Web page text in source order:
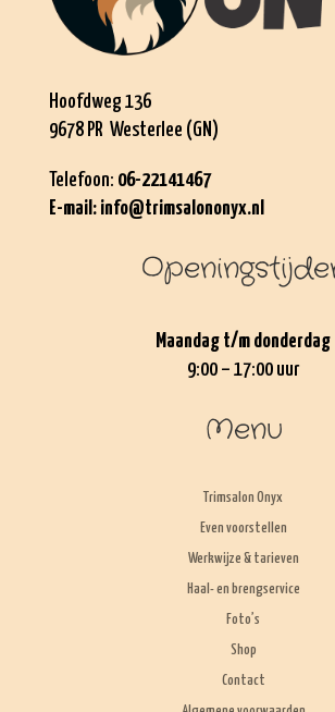
Hoofdweg 136
9678 PR Westerlee (GN)
Telefoon: 06-22141467
E-mail: info@trimsalononyx.nl
Maandag t/m donderdag
9:00 – 17:00 uur
Menu
Trimsalon Onyx
Even voorstellen
Werkwijze & tarieven
Haal- en brengservice
Foto’s
Shop
Contact